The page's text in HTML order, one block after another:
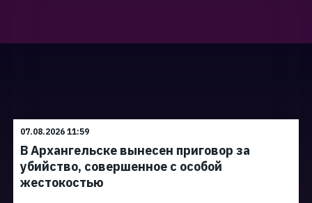
07.08.2026 11:59
В Архангельске вынесен приговор за
убийство, совершенное с особой
жестокостью